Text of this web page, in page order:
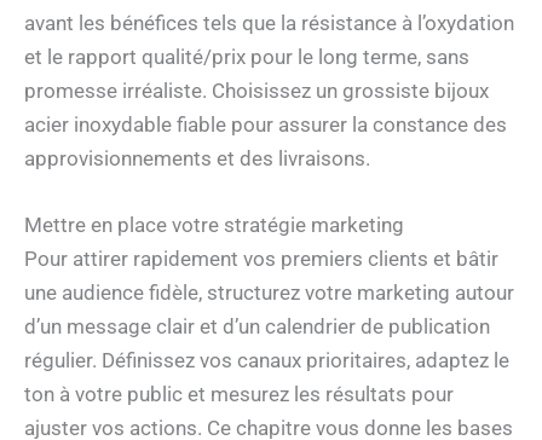
avant les bénéfices tels que la résistance à l’oxydation
et le rapport qualité/prix pour le long terme, sans
promesse irréaliste. Choisissez un grossiste bijoux
acier inoxydable fiable pour assurer la constance des
approvisionnements et des livraisons.
Mettre en place votre stratégie marketing
Pour attirer rapidement vos premiers clients et bâtir
une audience fidèle, structurez votre marketing autour
d’un message clair et d’un calendrier de publication
régulier. Définissez vos canaux prioritaires, adaptez le
ton à votre public et mesurez les résultats pour
ajuster vos actions. Ce chapitre vous donne les bases